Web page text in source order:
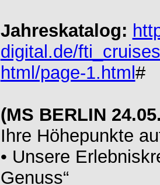
Jahreskatalog:
digital.de/
html/page-1.html #
(MS BERLIN
Ihre Höhepunkte
• Unsere
Genuss“